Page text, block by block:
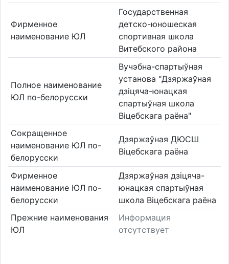
Фирменное
наименование ЮЛ
Государственная
детско-юношеская
спортивная школа
Витебского района
Полное наименование
ЮЛ по-белорусски
Вучэбна-спартыўная
установа "Дзяржаўная
дзіцяча-юнацкая
спартыўная школа
Віцебскага раёна"
Сокращенное
наименование ЮЛ по-
белорусски
Дзяржаўная ДЮСШ
Віцебскага раёна
Фирменное
наименование ЮЛ по-
белорусски
Дзяржаўная дзіцяча-
юнацкая спартыўная
школа Віцебскага раёна
Прежние наименования
ЮЛ
Информация
отсутствует